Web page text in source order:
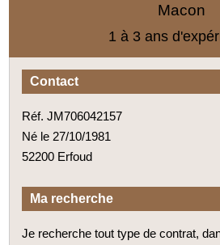
Macon
1 à 3 ans
Contact
Réf. JM706042157
Né le 27/10/1981
52200 Erfoud
Ma recherche
Je recherche tout type de contrat,